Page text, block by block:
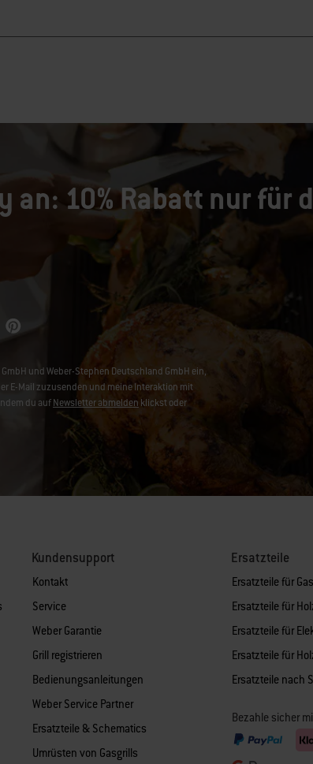
an: 10% Rabatt nur für
und Weber-Stephen Deutschland GmbH ein,
E-Mail zuzusenden und meine Interaktion mit
du aufNewsletter abmelden klickst oder
Kundensupport
Kontakt
Service
Weber Garantie
Grill registrieren
Bedienungsanleitungen
Weber Service Partner
Ersatzteile & Schematics
Umrüsten von Gasgrills
Ersatzteile
Ersatzteile für
Ersatzteile für
Ersatzteile für
Ersatzteile für
Ersatzteile nach
Bezahle sicher